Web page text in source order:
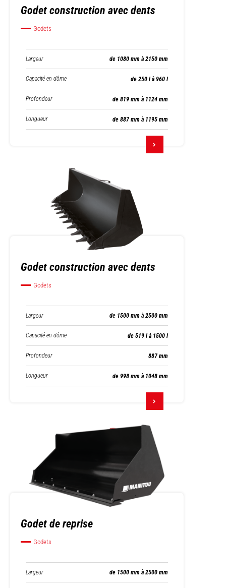
Godet construction avec dents
Godets
Largeur de 1080 mm à 2150 mm
Capacité en dôme de 250 l à 960 l
Profondeur de 819 mm à 1124 mm
Longueur de 887 mm à 1195 mm
Godet construction avec dents
Godets
Largeur de 1500 mm à 2500 mm
Capacité en dôme de 519 l à 1500 l
Profondeur 887 mm
Longueur de 998 mm à 1048 mm
Godet de reprise
Godets
Largeur de 1500 mm à 2500 mm